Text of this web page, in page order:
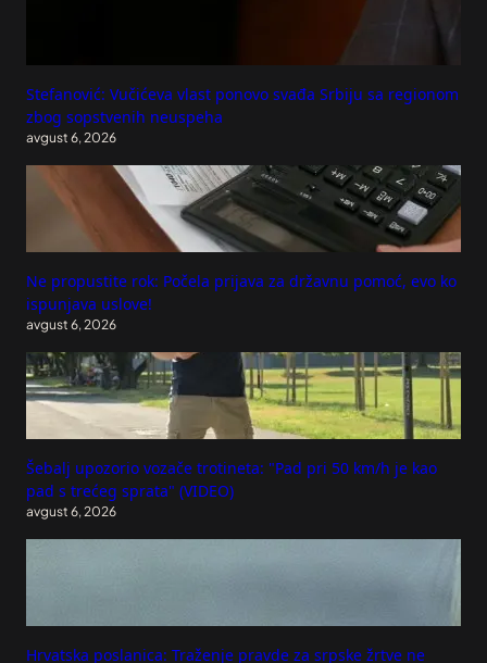
Stefanović: Vučićeva vlast ponovo svađa Srbiju sa regionom
zbog sopstvenih neuspeha
avgust 6, 2026
Ne propustite rok: Počela prijava za državnu pomoć, evo ko
ispunjava uslove!
avgust 6, 2026
Šebalj upozorio vozače trotineta: "Pad pri 50 km/h je kao
pad s trećeg sprata" (VIDEO)
avgust 6, 2026
Hrvatska poslanica: Traženje pravde za srpske žrtve ne